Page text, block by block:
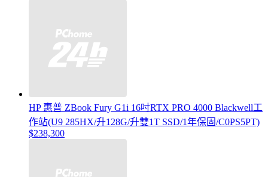
HP 惠普 ZBook Fury G1i 16吋RTX PRO 4000 Blackwell工
作站(U9 285HX/升128G/升雙1T SSD/1年保固/C0PS5PT)
$238,300